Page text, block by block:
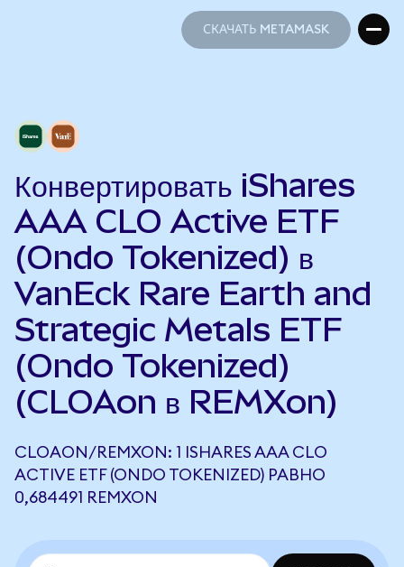
СКАЧАТЬ METAMASK
Конвертировать iShares
AAA CLO Active ETF
(Ondo Tokenized) в
VanEck Rare Earth and
Strategic Metals ETF
(Ondo Tokenized)
(CLOAon в REMXon)
CLOAON/REMXON: 1 ISHARES AAA CLO
ACTIVE ETF (ONDO TOKENIZED) РАВНО
0,684491 REMXON